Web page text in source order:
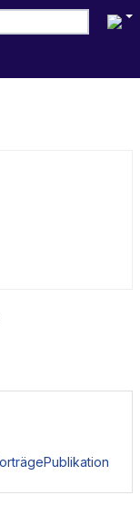
Publikation